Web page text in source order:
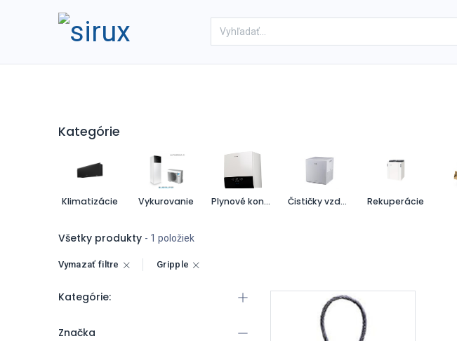
Kategórie
Klimatizácie Vykurovanie Plynové kondenzačné kotly Čističky vzduchu Rekuperácie
Všetky produkty - 1 položiek
Vymazať filtre Gripple
Kategórie:
Značka